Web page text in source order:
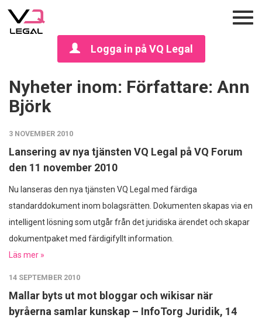
Logga in på VQ Legal
Nyheter inom: Författare: Ann
Björk
3 NOVEMBER 2010
Lansering av nya tjänsten VQ Legal på VQ Forum
den 11 november 2010
Nu lanseras den nya tjänsten VQ Legal med färdiga
standarddokument inom bolagsrätten. Dokumenten skapas via en
intelligent lösning som utgår från det juridiska ärendet och skapar
dokumentpaket med färdigifyllt information.
Läs mer »
14 SEPTEMBER 2010
Mallar byts ut mot bloggar och wikisar när
byråerna samlar kunskap – InfoTorg Juridik, 14